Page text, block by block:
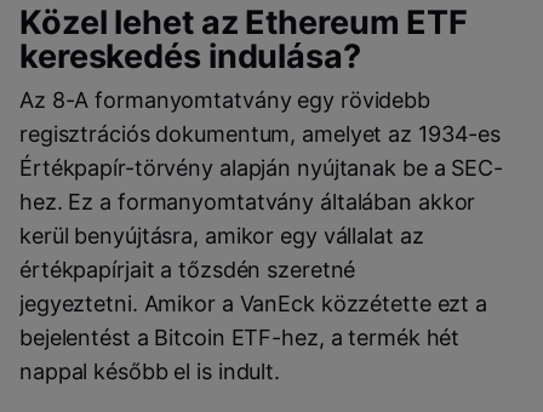
Közel lehet az Ethereum ETF
kereskedés indulása?
Az 8-A formanyomtatvány egy rövidebb
regisztrációs dokumentum, amelyet az 1934-es
Értékpapír-törvény alapján nyújtanak be a SEC-
hez. Ez a formanyomtatvány általában akkor
kerül benyújtásra, amikor egy vállalat az
értékpapírjait a tőzsdén szeretné
jegyeztetni. Amikor a VanEck közzétette ezt a
bejelentést a Bitcoin ETF-hez, a termék hét
nappal később el is indult.